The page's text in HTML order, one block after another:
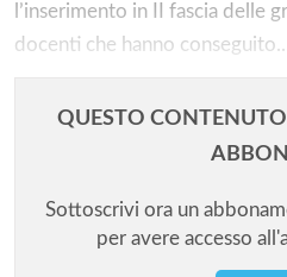
l’inserimento in II fascia delle
docenti che hanno
QUESTO CONTENUTO
Sottoscrivi ora un
per avere accesso